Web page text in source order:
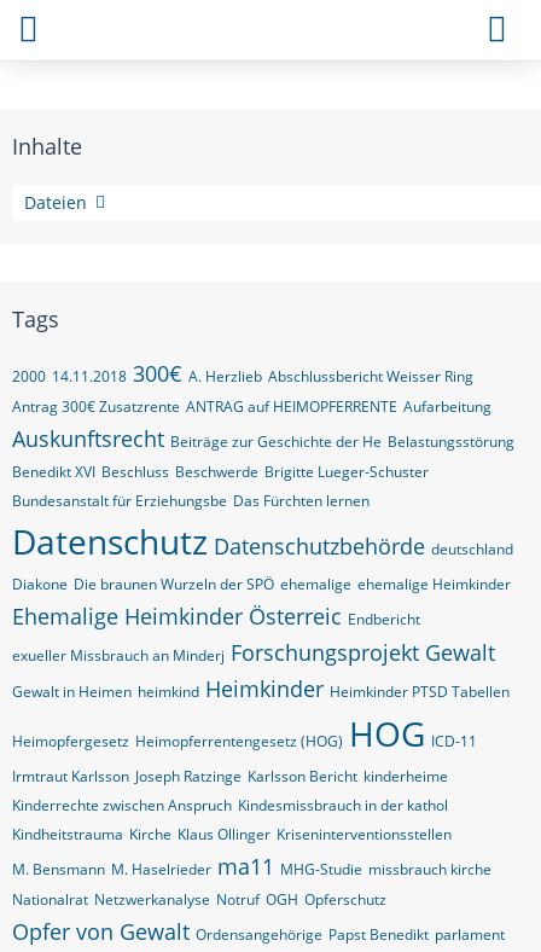
Inhalte
Themen
Dateien
Tags
2000 14.11.2018 300€ A. Herzlieb Abschlussbericht Weisser Ring
Antrag 300€ Zusatzrente ANTRAG auf HEIMOPFERRENTE Aufarbeitung
Auskunftsrecht Beiträge zur Geschichte der He Belastungsstörung
Benedikt XVI Beschluss Beschwerde Brigitte Lueger-Schuster
Bundesanstalt für Erziehungsbe Das Fürchten lernen
Datenschutz Datenschutzbehörde deutschland
Diakone Die braunen Wurzeln der SPÖ ehemalige ehemalige Heimkinder
Ehemalige Heimkinder Österreic Endbericht
exueller Missbrauch an Minderj Forschungsprojekt Gewalt
Gewalt in Heimen heimkind Heimkinder Heimkinder PTSD Tabellen
Heimopfergesetz Heimopferrentengesetz (HOG) HOG ICD-11
Irmtraut Karlsson Joseph Ratzinge Karlsson Bericht kinderheime
Kinderrechte zwischen Anspruch Kindesmissbrauch in der kathol
Kindheitstrauma Kirche Klaus Ollinger Kriseninterventionsstellen
M. Bensmann M. Haselrieder ma11 MHG-Studie missbrauch kirche
Nationalrat Netzwerkanalyse Notruf OGH Opferschutz
Opfer von Gewalt Ordensangehörige Papst Benedikt parlament